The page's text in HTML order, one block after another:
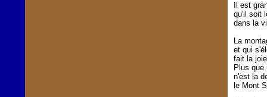
Il est
qu'il soit
dans la
La
et qui
fait la
Plus que
n'est la
le Mont